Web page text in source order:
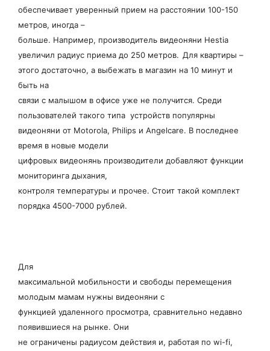
обеспечивает уверенный прием на расстоянии 100-150
метров, иногда –
больше. Например, производитель видеоняни Hestia
увеличил радиус приема до 250 метров. Для квартиры –
этого достаточно, а выбежать в магазин на 10 минут и
быть на
связи с малышом в офисе уже не получится. Среди
пользователей такого типа устройств популярны
видеоняни от Motorola, Philips и Angelcare. В последнее
время в новые модели
цифровых видеонянь производители добавляют функции
мониторинга дыхания,
контроля температуры и прочее. Стоит такой комплект
порядка 4500-7000 рублей.
Для
максимальной мобильности и свободы перемещения
молодым мамам нужны видеоняни с
функцией удаленного просмотра, сравнительно недавно
появившиеся на рынке. Они
не ограничены радиусом действия и, работая по wi-fi,